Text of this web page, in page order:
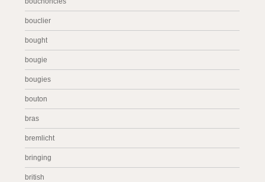
bouclier
bought
bougie
bougies
bouton
bras
bremlicht
bringing
british